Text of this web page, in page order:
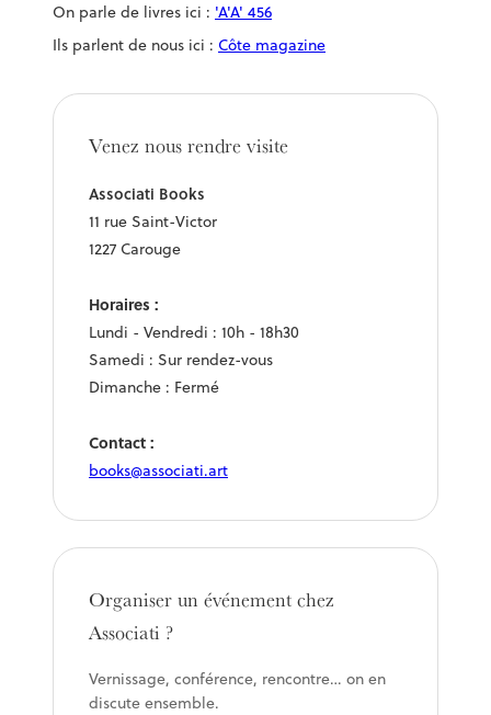
On parle de livres ici : 'A'A' 456
Ils parlent de nous ici : Côte magazine
Venez nous rendre visite
Associati Books
11 rue Saint-Victor
1227 Carouge
Horaires :
Lundi - Vendredi : 10h - 18h30
Samedi : Sur rendez-vous
Dimanche : Fermé
Contact :
books@associati.art
Organiser un événement chez
Associati ?
Vernissage, conférence, rencontre… on en
discute ensemble.